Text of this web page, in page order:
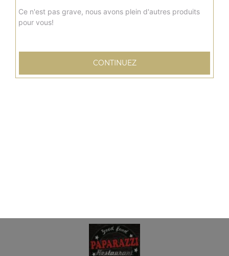
Salade, tomates, oignons, frites, sauce au choix
Assiette 3 viandes
Salade, tomates, oignons, frites, sauce au choix
Ce n'est pas grave, nous avons plein d'autres produits
pour vous!
CONTINUEZ